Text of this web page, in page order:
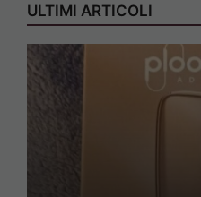
ULTIMI ARTICOLI